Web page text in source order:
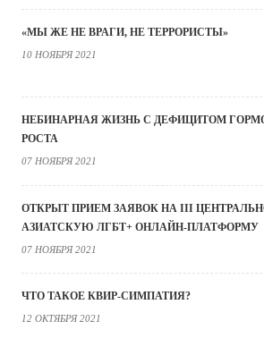
«МЫ ЖЕ НЕ ВРАГИ, НЕ ТЕРРОРИСТЫ»
10 НОЯБРЯ 2021
НЕБИНАРНАЯ ЖИЗНЬ С ДЕФИЦИТОМ
РОСТА
07 НОЯБРЯ 2021
ОТКРЫТ ПРИЕМ ЗАЯВОК НА III
АЗИАТСКУЮ ЛГБТ+ ОНЛАЙН-ПЛАТФОРМУ
07 НОЯБРЯ 2021
ЧТО ТАКОЕ КВИР-СИМПАТИЯ?
12 ОКТЯБРЯ 2021